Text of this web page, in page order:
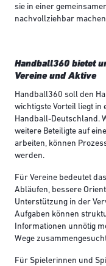
sie in einer
nachvollziehbar
Handball360 bietet
Vereine und Aktive
Handball360 soll den
wichtigste Vorteil liegt in
Handball-Deutschland.
weitere Beteiligte auf
arbeiten, können
werden.
Für Vereine bedeutet
Abläufen, bessere
Unterstützung in der
Aufgaben können
Informationen unnötig
Wege
Für Spielerinnen und